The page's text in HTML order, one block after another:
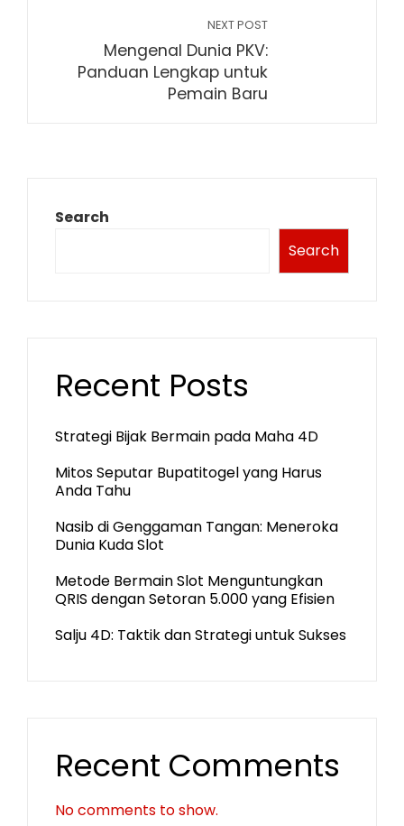
NEXT POST
Mengenal Dunia PKV:
Panduan Lengkap untuk
Pemain Baru
Search
Search
Recent Posts
Strategi Bijak Bermain pada Maha 4D
Mitos Seputar Bupatitogel yang Harus
Anda Tahu
Nasib di Genggaman Tangan: Meneroka
Dunia Kuda Slot
Metode Bermain Slot Menguntungkan
QRIS dengan Setoran 5.000 yang Efisien
Salju 4D: Taktik dan Strategi untuk Sukses
Recent Comments
No comments to show.